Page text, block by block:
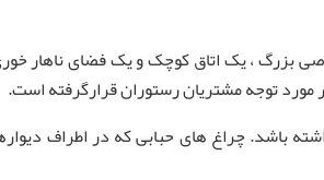
بزرگ ، یک اتاق کوچک و یک فضای ناهار
توجه مشتریان رستوران قرارگرفته است.
باشد. چراغ های حبابی که در اطراف